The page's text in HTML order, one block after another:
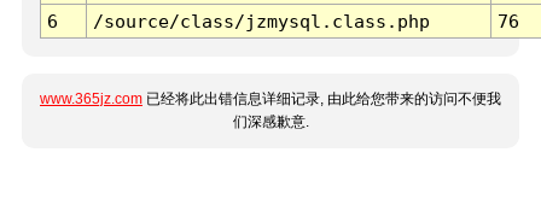
6
/source/class/jzmysql.class.php 76
www.365jz.com 已经将此出错信息详细记录, 由此给您带来的访问不便我
们深感歉意.